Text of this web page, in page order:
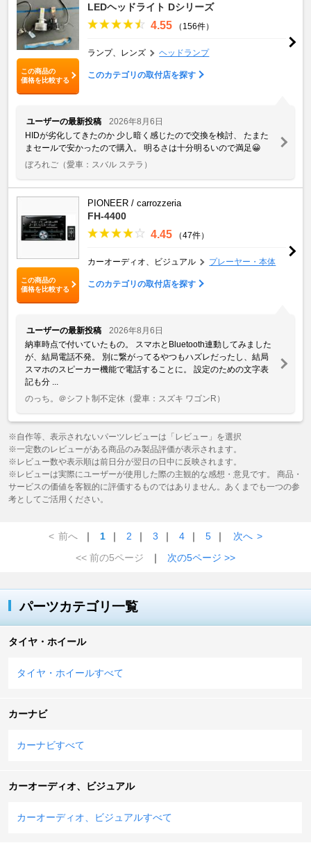
この商品の
価格を比較する
LEDヘッドライト Dシリーズ
4.55 （156件）
ランプ、レンズ ヘッドランプ
このカテゴリの取付店を探す
ユーザーの最新投稿
2026年8月6日
HIDが劣化してきたのか 少し暗く感じたので交換を検討、 たまた
まセールで安かったので購入。 明るさは十分明るいので満足😀
ぼろれご （愛車：スバル ステラ）
この商品の
価格を比較する
PIONEER / carrozzeria
FH-4400
4.45 （47件）
カーオーディオ、ビジュアル プレーヤー・本体
このカテゴリの取付店を探す
ユーザーの最新投稿
2026年8月6日
納車時点で付いていたもの。 スマホとBluetooth連動してみました
が、結局電話不発。 別に繋がってるやつもハズレだったし、結局
スマホのスピーカー機能で電話することに。 設定のための文字表
記も分 ...
のっち。＠シフト制不定休 （愛車：スズキ ワゴンR）
※自作等、表示されないパーツレビューは「レビュー」を選択
※一定数のレビューがある商品のみ製品評価が表示されます。
※レビュー数や表示順は前日分が翌日の日中に反映されます。
※レビューは実際にユーザーが使用した際の主観的な感想・意見です。 商品・
サービスの価値を客観的に評価するものではありません。あくまでも一つの参
考としてご活用ください。
< 前へ ｜ 1 ｜ 2 ｜ 3 ｜ 4 ｜ 5 ｜ 次へ >
<< 前の5ページ
｜ 次の5ページ >>
パーツカテゴリ一覧
タイヤ・ホイール
タイヤ・ホイールすべて
カーナビ
カーナビすべて
カーオーディオ、ビジュアル
カーオーディオ、ビジュアルすべて